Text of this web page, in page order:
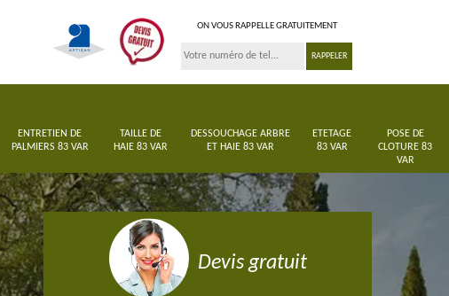
ON VOUS RAPPELLE GRATUITEMENT
ENTRETIEN DE
PALMIERS 83 VAR
TAILLE DE
HAIE 83 VAR
DESSOUCHAGE ARBRE
ET HAIE 83 VAR
ETETAGE
83 VAR
POSE DE
CLOTURE 83
VAR
Devis gratuit